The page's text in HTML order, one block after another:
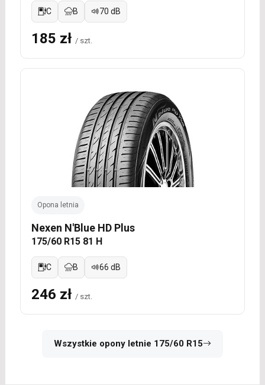
C B 70 dB
185 zł / szt.
Opona letnia
Nexen N'Blue HD Plus
175/60 R15 81 H
C B 66 dB
246 zł / szt.
Wszystkie opony letnie 175/60 R15